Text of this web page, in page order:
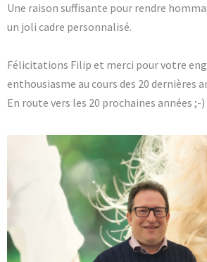
Une raison suffisante pour rendre
un joli cadre personnalisé.
Félicitations Filip et merci pour votre
enthousiasme au cours des 20 dernières
En route vers les 20 prochaines années ;-)